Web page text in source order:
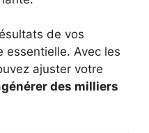
de vos
essentielle. Avec les
ajuster votre
générer des milliers